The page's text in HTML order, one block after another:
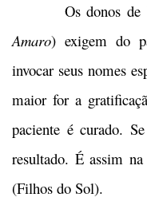
Os donos de
Amaro) exigem do
invocar seus nomes
maior for a
paciente é curado.
resultado. É assim
(Filhos do Sol).